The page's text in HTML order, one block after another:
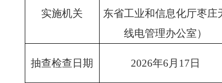
实施机关
东省工业和信息化厅枣庄
线电管理办公室）
抽查检查日期 2026年6月 17 日